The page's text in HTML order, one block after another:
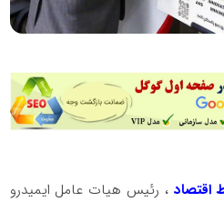
اقتصاد، رئیس هیات عامل ایمیدرو